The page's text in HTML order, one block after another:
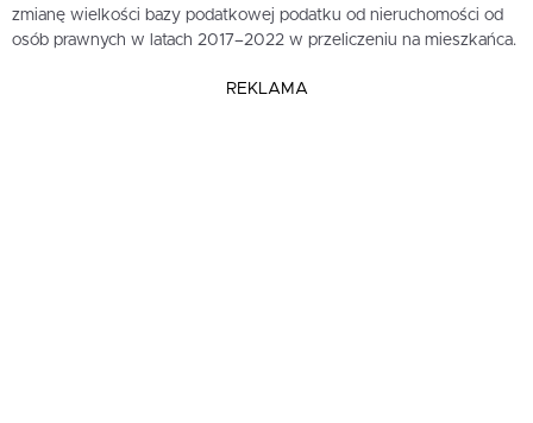
zmianę wielkości bazy podatkowej podatku od nieruchomości od
osób prawnych w latach 2017–2022 w przeliczeniu na mieszkańca.
REKLAMA